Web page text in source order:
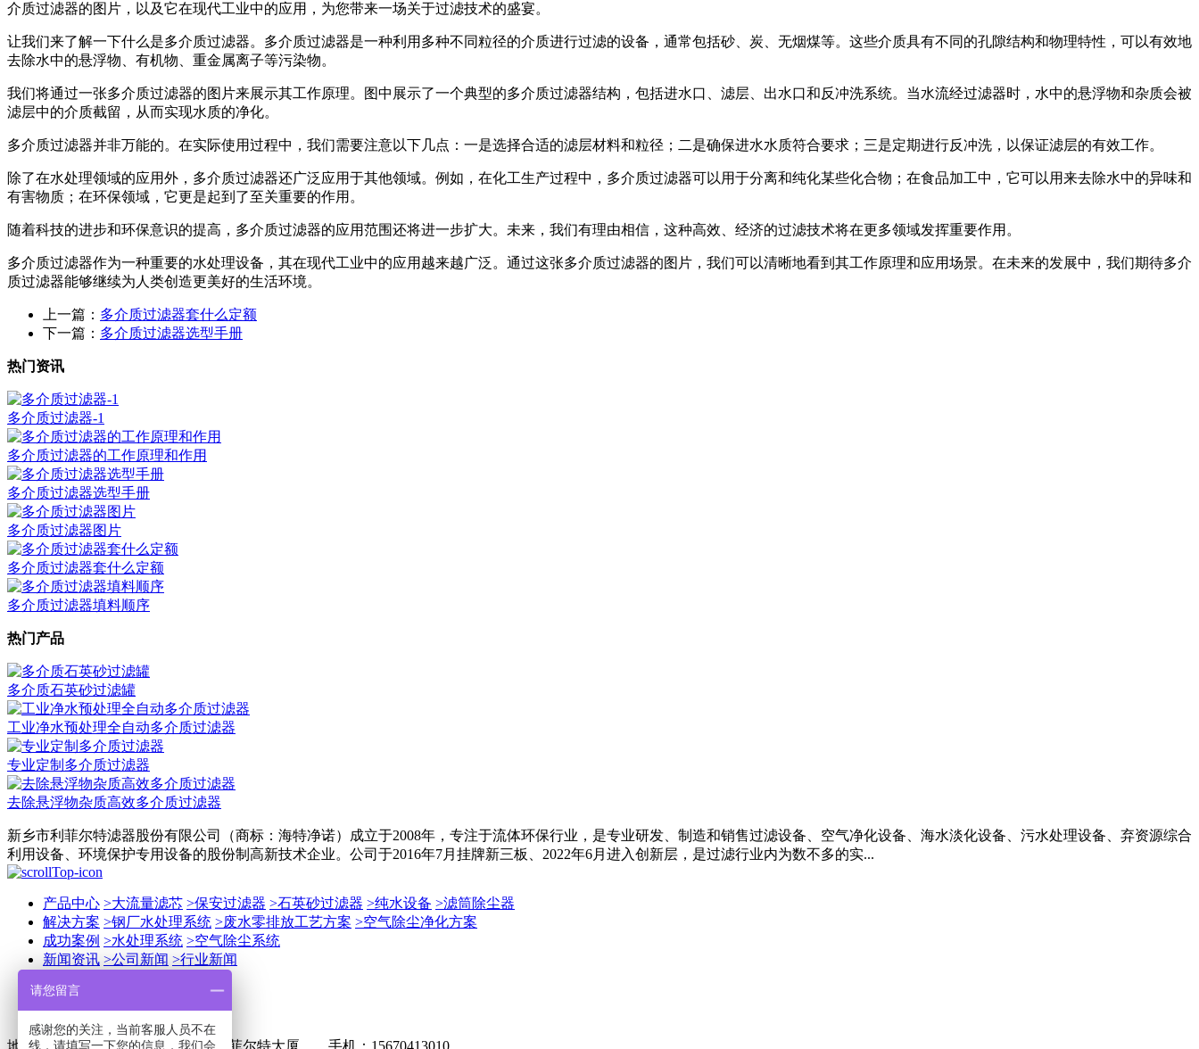
介质过滤器的图片，以及它在现代工业中的应用，为您带来一场关于过滤技术的盛宴。
让我们来了解一下什么是多介质过滤器。多介质过滤器是一种利用多种不同粒径的介质进行过滤的设备，通常包括砂、炭、无烟煤等。这些介质具有不同的孔隙结构和物理特性，可以有效地
去除水中的悬浮物、有机物、重金属离子等污染物。
我们将通过一张多介质过滤器的图片来展示其工作原理。图中展示了一个典型的多介质过滤器结构，包括进水口、滤层、出水口和反冲洗系统。当水流经过滤器时，水中的悬浮物和杂质会被
滤层中的介质截留，从而实现水质的净化。
多介质过滤器并非万能的。在实际使用过程中，我们需要注意以下几点：一是选择合适的滤层材料和粒径；二是确保进水水质符合要求；三是定期进行反冲洗，以保证滤层的有效工作。
除了在水处理领域的应用外，多介质过滤器还广泛应用于其他领域。例如，在化工生产过程中，多介质过滤器可以用于分离和纯化某些化合物；在食品加工中，它可以用来去除水中的异味和
有害物质；在环保领域，它更是起到了至关重要的作用。
随着科技的进步和环保意识的提高，多介质过滤器的应用范围还将进一步扩大。未来，我们有理由相信，这种高效、经济的过滤技术将在更多领域发挥重要作用。
多介质过滤器作为一种重要的水处理设备，其在现代工业中的应用越来越广泛。通过这张多介质过滤器的图片，我们可以清晰地看到其工作原理和应用场景。在未来的发展中，我们期待多介
质过滤器能够继续为人类创造更美好的生活环境。
上一篇： 多介质过滤器套什么定额
下一篇： 多介质过滤器选型手册
热门资讯
多介质过滤器-1
多介质过滤器的工作原理和作用
多介质过滤器选型手册
多介质过滤器图片
多介质过滤器套什么定额
多介质过滤器填料顺序
热门产品
多介质石英砂过滤罐
工业净水预处理全自动多介质过滤器
专业定制多介质过滤器
去除悬浮物杂质高效多介质过滤器
新乡市利菲尔特滤器股份有限公司（商标：海特净诺）成立于2008年，专注于流体环保行业，是专业研发、制造和销售过滤设备、空气净化设备、海水淡化设备、污水处理设备、弃资源综合
利用设备、环境保护专用设备的股份制高新技术企业。公司于2016年7月挂牌新三板、2022年6月进入创新层，是过滤行业内为数不多的实...
产品中心 >大流量滤芯 >保安过滤器 >石英砂过滤器 >纯水设备 >滤筒除尘器
解决方案 >钢厂水处理系统 >废水零排放工艺方案 >空气除尘净化方案
成功案例 >水处理系统 >空气除尘系统
新闻资讯 >公司新闻 >行业新闻
联系我们
请您留言
感谢您的关注，当前客服人员不在
线，请填写一下您的信息，我们会